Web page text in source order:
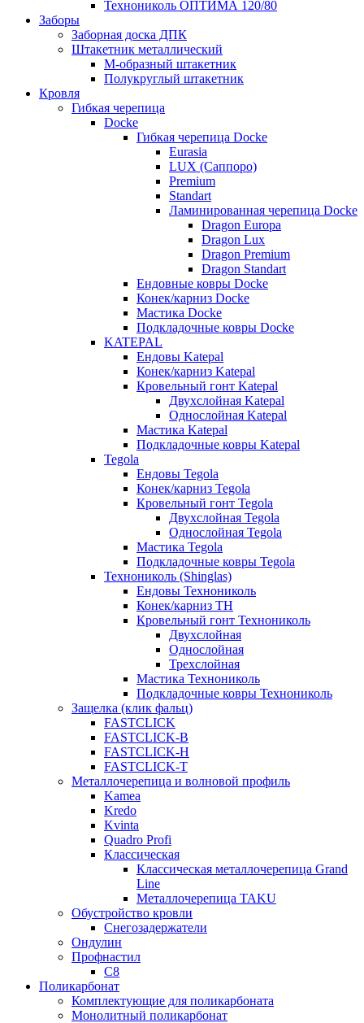
Технониколь ОПТИМА 120/80
Заборы
Заборная доска ДПК
Штакетник металлический
М-образный штакетник
Полукруглый штакетник
Кровля
Гибкая черепица
Docke
Гибкая черепица Docke
Eurasia
LUX (Саппоро)
Premium
Standart
Ламинированная черепица Docke
Dragon Europa
Dragon Lux
Dragon Premium
Dragon Standart
Ендовные ковры Docke
Конек/карниз Docke
Мастика Docke
Подкладочные ковры Docke
KATEPAL
Ендовы Katepal
Конек/карниз Katepal
Кровельный гонт Katepal
Двухслойная Katepal
Однослойная Katepal
Мастика Katepal
Подкладочные ковры Katepal
Tegola
Ендовы Tegola
Конек/карниз Tegola
Кровельный гонт Tegola
Двухслойная Tegola
Однослойная Tegola
Мастика Tegola
Подкладочные ковры Tegola
Технониколь (Shinglas)
Ендовы Технониколь
Конек/карниз ТН
Кровельный гонт Технониколь
Двухслойная
Однослойная
Трехслойная
Мастика Технониколь
Подкладочные ковры Технониколь
Защелка (клик фальц)
FASTCLICK
FASTCLICK-B
FASTCLICK-H
FASTCLICK-T
Металлочерепица и волновой профиль
Kamea
Kredo
Kvinta
Quadro Profi
Классическая
Классическая металлочерепица Grand
Line
Металлочерепица TAKU
Обустройство кровли
Снегозадержатели
Ондулин
Профнастил
С8
Поликарбонат
Комплектующие для поликарбоната
Монолитный поликарбонат